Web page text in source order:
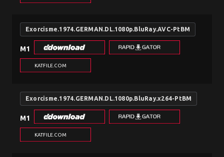
Exorcisme.1974.GERMAN.DL.1080p.BluRay.AVC-PtBM
M1
KATFILE.COM
Exorcisme.1974.GERMAN.DL.1080p.BluRay.x264-PtBM
M1
KATFILE.COM